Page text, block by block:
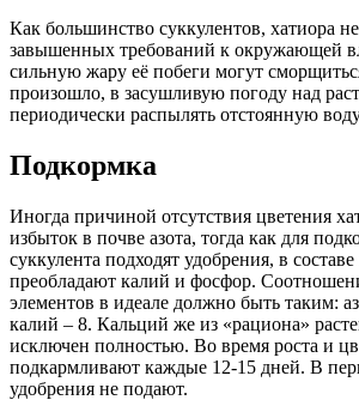
Как большинство суккулентов, хатиора
завышенных требований к окружающей
сильную жару её побеги могут
произошло, в засушливую погоду над
периодически распылять отстоянную
Подкормка
Иногда причиной отсутствия цветения
избыток в почве азота, тогда как для
суккулента подходят удобрения, в
преобладают калий и фосфор.
элементов в идеале должно быть таким:
калий – 8. Кальций же из «рациона»
исключен полностью. Во время роста и
подкармливают каждые 12-15 дней. В
удобрения не подают.